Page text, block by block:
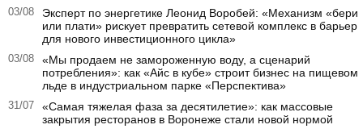
03/08
Эксперт по энергетике Леонид Воробей: «Механизм «бери
или плати» рискует превратить сетевой комплекс в барьер
для нового инвестиционного цикла»
03/08
«Мы продаем не замороженную воду, а сценарий
потребления»: как «Айс в кубе» строит бизнес на пищевом
льде в индустриальном парке «Перспектива»
31/07
«Самая тяжелая фаза за десятилетие»: как массовые
закрытия ресторанов в Воронеже стали новой нормой